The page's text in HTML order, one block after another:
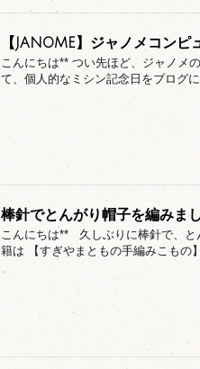
【JANOME】ジャノメコン
こんにちは** つい先ほど、ジャノメ
て、個人的なミシン記念日をブログ
棒針でとんがり帽子を編みま
こんにちは** 久しぶりに棒針で、と
籍は 【すぎやまともの手編みこもの